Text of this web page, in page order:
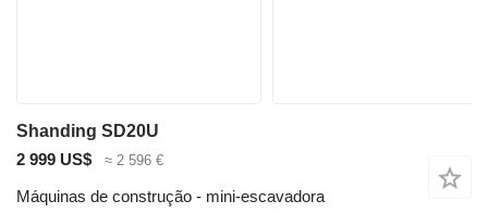
Shanding SD20U
2 999 US$
≈ 2 596 €
Máquinas de construção - mini-escavadora